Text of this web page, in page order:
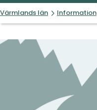
Värmlands län Information